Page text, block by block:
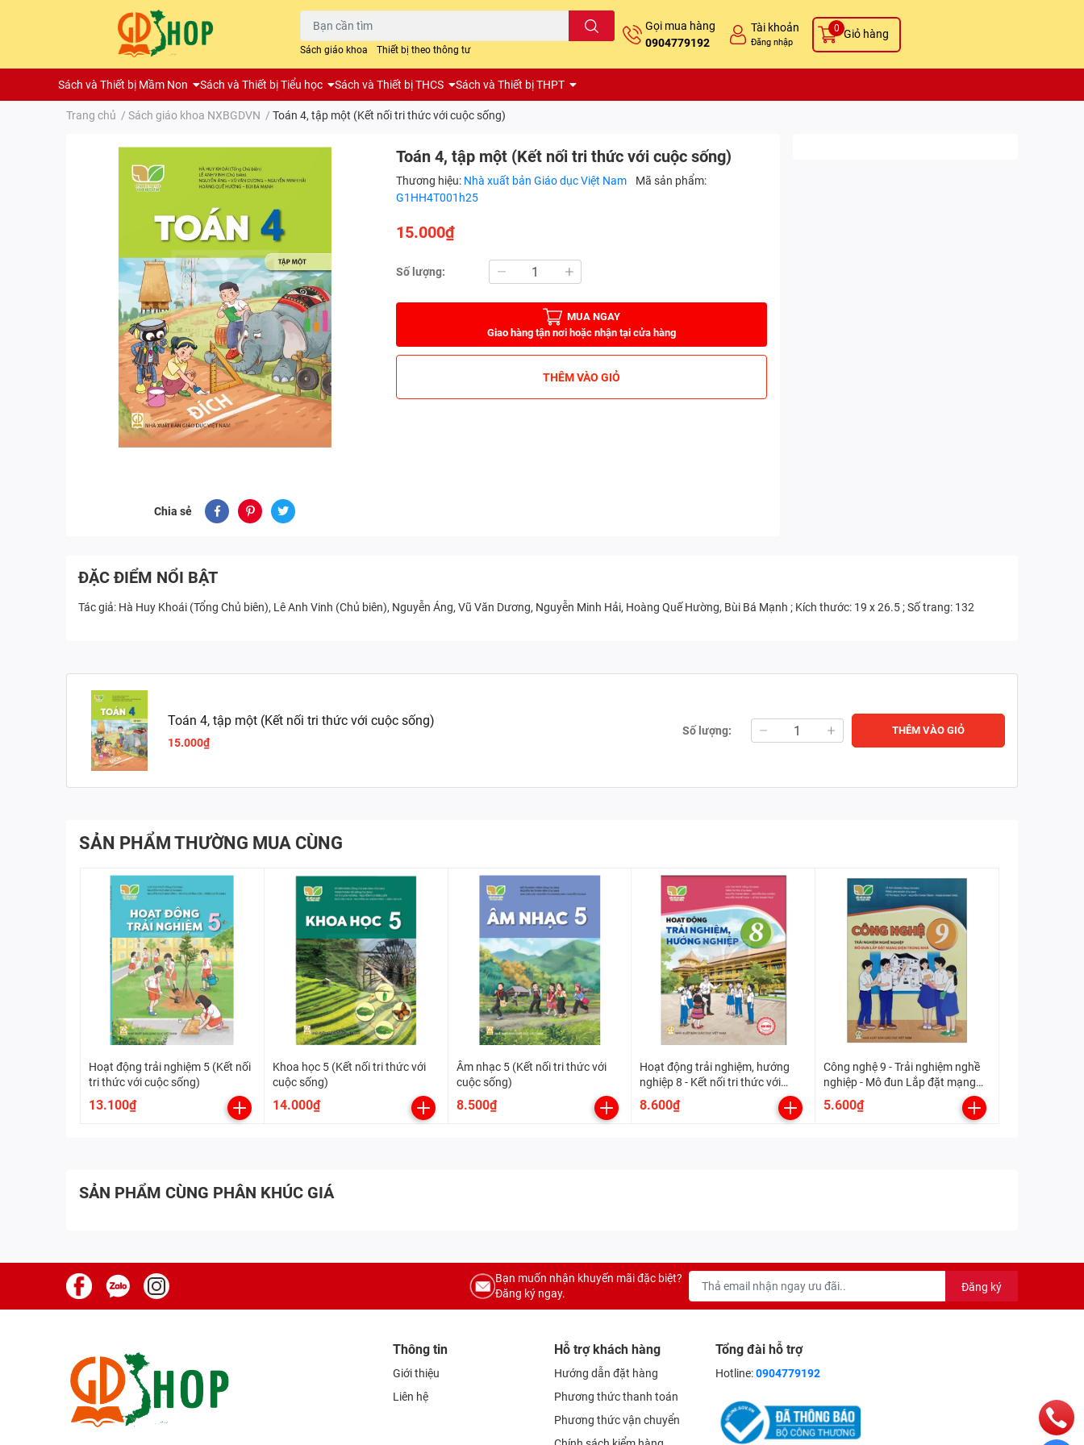
Sách giáo khoa Thiết bị theo thông tư
Gọi mua hàng
0904779192
Tài khoản
Đăng nhập
Giỏ hàng
0
Sách và Thiết bị Mầm Non Sách và Thiết bị Tiểu học Sách và Thiết bị THCS Sách và Thiết bị THPT
Trang chủ / Sách giáo khoa NXBGDVN / Toán 4, tập một (Kết nối tri thức với cuộc sống)
Chia sẻ
Toán 4, tập một (Kết nối tri thức với cuộc sống)
Thương hiệu: Nhà xuất bản Giáo dục Việt Nam
Mã sản phẩm:
G1HH4T001h25
15.000₫
Số lượng:
MUA NGAY
Giao hàng tận nơi hoặc nhận tại cửa hàng
THÊM VÀO GIỎ
ĐẶC ĐIỂM NỔI BẬT
Tác giả: Hà Huy Khoái (Tổng Chủ biên), Lê Anh Vinh (Chủ biên), Nguyễn Áng, Vũ Văn Dương, Nguyễn Minh Hải, Hoàng Quế Hường, Bùi Bá Mạnh ; Kích thước: 19 x 26.5 ; Số trang: 132
Toán 4, tập một (Kết nối tri thức với cuộc sống)
15.000₫
Số lượng: THÊM VÀO GIỎ
SẢN PHẨM THƯỜNG MUA CÙNG
Hoạt động trải nghiệm 5 (Kết nối
tri thức với cuộc sống)
13.100₫
Khoa học 5 (Kết nối tri thức với
cuộc sống)
14.000₫
Âm nhạc 5 (Kết nối tri thức với
cuộc sống)
8.500₫
Hoạt động trải nghiệm, hướng
nghiệp 8 - Kết nối tri thức với
cuộc sống
8.600₫
Công nghệ 9 - Trải nghiệm nghề
nghiệp - Mô đun Lắp đặt mạng
điện trong nhà (Kết nối tri thức
với cuộc sống)
5.600₫
SẢN PHẨM CÙNG PHÂN KHÚC GIÁ
Bạn muốn nhận khuyến mãi đặc biệt?
Đăng ký ngay.
Đăng ký
Thông tin
Giới thiệu
Liên hệ
Hỗ trợ khách hàng
Hướng dẫn đặt hàng
Phương thức thanh toán
Phương thức vận chuyển
Tổng đài hỗ trợ
Hotline:0904779192